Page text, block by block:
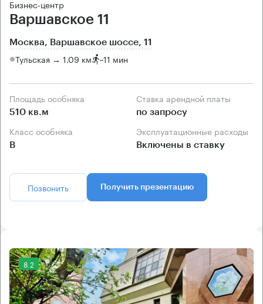
Бизнес-центр
Варшавское 11
Москва, Варшавское шоссе, 11
Тульская → 1.09 км ~11 мин
Площадь особняка
510 кв.м
Ставка арендной платы
по запросу
Класс особняка
B
Эксплуатационные расходы
Включены в ставку
Позвонить Получить презентацию
8.2